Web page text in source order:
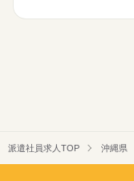
派遣社員求人TOP 沖縄県